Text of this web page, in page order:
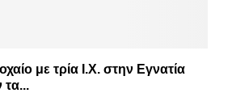
με τρία Ι.Χ. στην Εγνατία
τα...